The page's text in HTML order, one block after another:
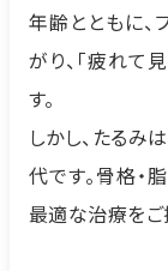
年齢とともに、
がり、「疲れて
す。
しかし、たるみ
代です。骨格・
最適な治療をご